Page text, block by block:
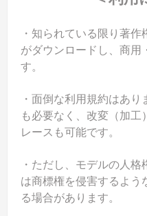
・知られている限り著
がダウンロードし、商
す。
・面倒な利用規約はあ
も必要なく、改変（加工
レースも可能です。
・ただし、モデルの人
は商標権を侵害するよ
る場合があります。